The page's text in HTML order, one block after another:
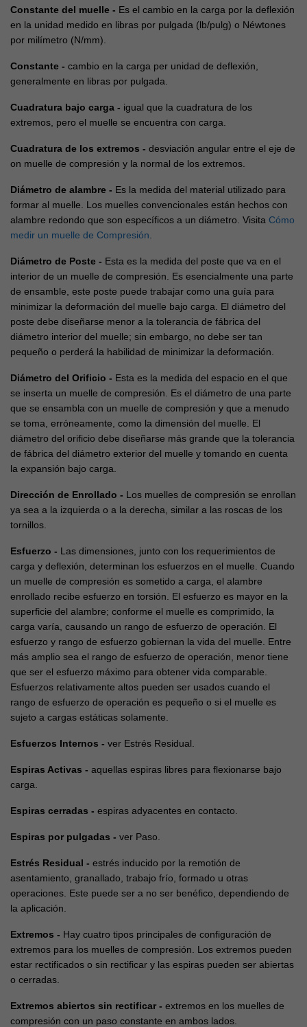
Constante del muelle - Es el cambio en la carga por la deflexión
en la unidad medido en libras por pulgada (lb/pulg) o Néwtones
por milímetro (N/mm).
Constante - cambio en la carga per unidad de deflexión,
generalmente en libras por pulgada.
Cuadratura bajo carga - igual que la cuadratura de los
extremos, pero el muelle se encuentra con carga.
Cuadratura de los extremos - desviación angular entre el eje de
on muelle de compresión y la normal de los extremos.
Diámetro de alambre - Es la medida del material utilizado para
formar al muelle. Los muelles convencionales están hechos con
alambre redondo que son específicos a un diámetro. Visita Cómo
medir un muelle de Compresión.
Diámetro de Poste - Esta es la medida del poste que va en el
interior de un muelle de compresión. Es esencialmente una parte
de ensamble, este poste puede trabajar como una guía para
minimizar la deformación del muelle bajo carga. El diámetro del
poste debe diseñarse menor a la tolerancia de fábrica del
diámetro interior del muelle; sin embargo, no debe ser tan
pequeño o perderá la habilidad de minimizar la deformación.
Diámetro del Orificio - Esta es la medida del espacio en el que
se inserta un muelle de compresión. Es el diámetro de una parte
que se ensambla con un muelle de compresión y que a menudo
se toma, erróneamente, como la dimensión del muelle. El
diámetro del orificio debe diseñarse más grande que la tolerancia
de fábrica del diámetro exterior del muelle y tomando en cuenta
la expansión bajo carga.
Dirección de Enrollado - Los muelles de compresión se enrollan
ya sea a la izquierda o a la derecha, similar a las roscas de los
tornillos.
Esfuerzo - Las dimensiones, junto con los requerimientos de
carga y deflexión, determinan los esfuerzos en el muelle. Cuando
un muelle de compresión es sometido a carga, el alambre
enrollado recibe esfuerzo en torsión. El esfuerzo es mayor en la
superficie del alambre; conforme el muelle es comprimido, la
carga varía, causando un rango de esfuerzo de operación. El
esfuerzo y rango de esfuerzo gobiernan la vida del muelle. Entre
más amplio sea el rango de esfuerzo de operación, menor tiene
que ser el esfuerzo máximo para obtener vida comparable.
Esfuerzos relativamente altos pueden ser usados cuando el
rango de esfuerzo de operación es pequeño o si el muelle es
sujeto a cargas estáticas solamente.
Esfuerzos Internos - ver Estrés Residual.
Espiras Activas - aquellas espiras libres para flexionarse bajo
carga.
Espiras cerradas - espiras adyacentes en contacto.
Espiras por pulgadas - ver Paso.
Estrés Residual - estrés inducido por la remotión de
asentamiento, granallado, trabajo frío, formado u otras
operaciones. Este puede ser a no ser benéfico, dependiendo de
la aplicación.
Extremos - Hay cuatro tipos principales de configuración de
extremos para los muelles de compresión. Los extremos pueden
estar rectificados o sin rectificar y las espiras pueden ser abiertas
o cerradas.
Extremos abiertos sin rectificar - extremos en los muelles de
compresión con un paso constante en ambos lados.